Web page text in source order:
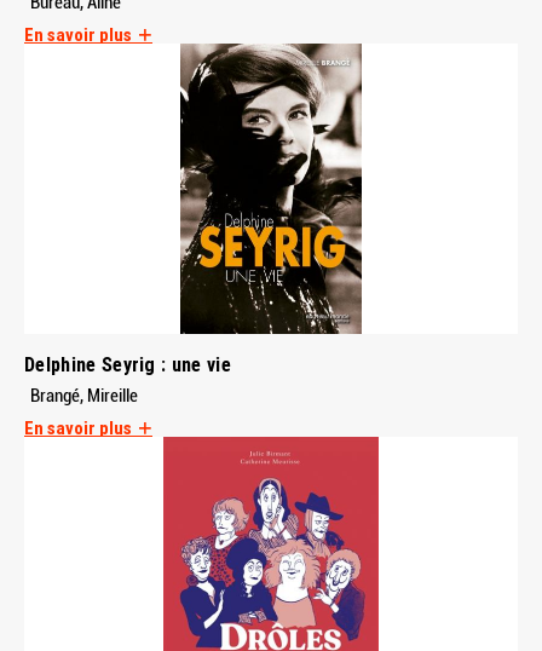
En savoir plus
Delphine Seyrig : une vie
Brangé, Mireille
En savoir plus